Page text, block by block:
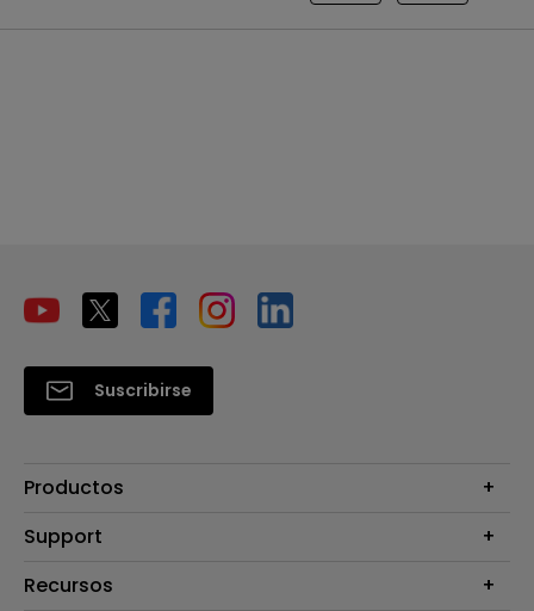
Suscribirse
Productos
Proyectores
Iluminación
Support
Contáctanos
Recursos